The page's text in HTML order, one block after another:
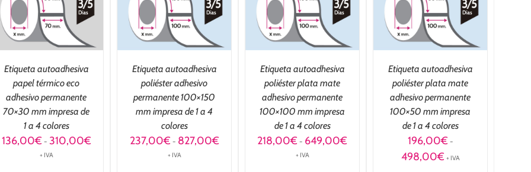
Etiqueta autoadhesiva
papel térmico eco
adhesivo permanente
70×30 mm impresa de
1 a 4 colores
136,00€ - 310,00€Rango
+ IVA
DETALLES
Etiqueta autoadhesiva
poliéster adhesivo
permanente 100×150
mm impresa de 1 a 4
colores
237,00€ - 827,00€Rango
+ IVA
DETALLES
Etiqueta autoadhesiva
poliéster plata mate
adhesivo permanente
100×100 mm impresa
de 1 a 4 colores
218,00€ - 649,00€Rango
+ IVA
DETALLES
Etiqueta autoadhesiva
poliéster plata mate
adhesivo permanente
100×50 mm impresa
de 1 a 4 colores
196,00€ -
498,00€Rango
+ IVA